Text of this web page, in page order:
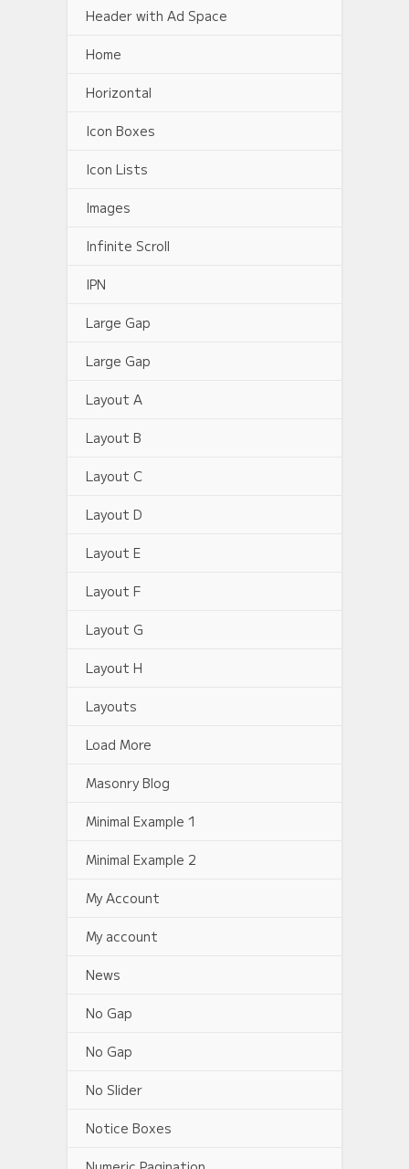
Header with Ad Space
Home
Horizontal
Icon Boxes
Icon Lists
Images
Infinite Scroll
IPN
Large Gap
Large Gap
Layout A
Layout B
Layout C
Layout D
Layout E
Layout F
Layout G
Layout H
Layouts
Load More
Masonry Blog
Minimal Example 1
Minimal Example 2
My Account
My account
News
No Gap
No Gap
No Slider
Notice Boxes